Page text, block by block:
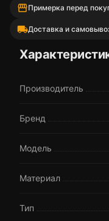
storefrontПримерка перед
local_shippingДоставка и
Производитель
Бренд
Модель
Материал
Тип